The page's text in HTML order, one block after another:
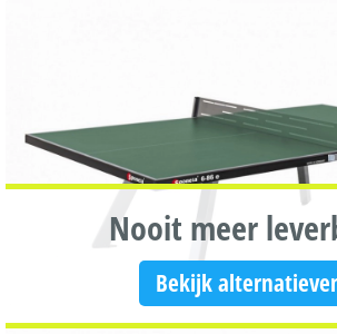
Nooit meer
Bekijk